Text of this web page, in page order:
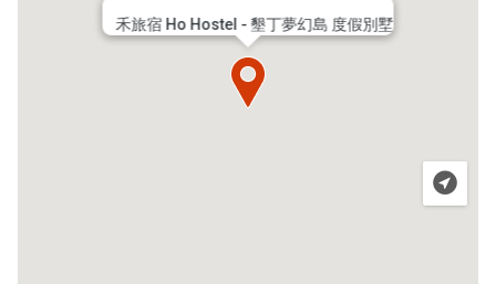
禾旅宿 Ho Hostel - 墾丁夢幻島 度假別墅